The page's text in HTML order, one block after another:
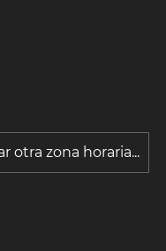
otra zona horaria...